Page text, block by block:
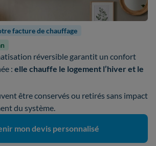
facture de chauffage
réversible garantit un confort
: elle chauffe le logement l’hiver et le
être conservés ou retirés sans impact
du système.
mon devis personnalisé